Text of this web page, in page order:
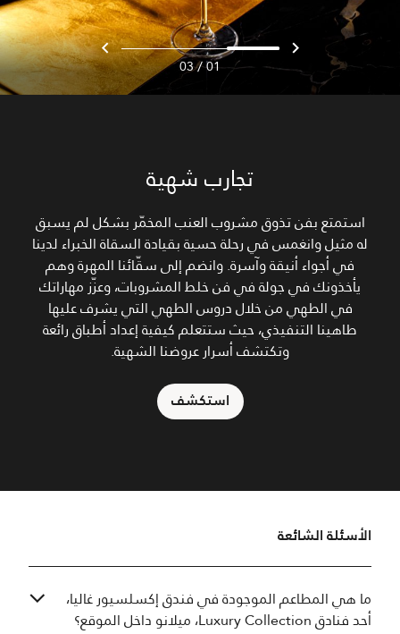
تجارب شهية
استمتع بفن تذوق مشروب العنب المخمّر بشكل لم يسبق
له مثيل وانغمس في رحلة حسية بقيادة السقاة الخبراء لدينا
في أجواء أنيقة وآسرة. وانضم إلى سقّائنا المهرة وهم
يأخذونك في جولة في فن خلط المشروبات، وعزّز مهاراتك
في الطهي من خلال دروس الطهي التي يشرف عليها
طاهينا التنفيذي، حيث ستتعلم كيفية إعداد أطباق رائعة
وتكتشف أسرار عروضنا الشهية.
استكشف
01
/
03
الأسئلة الشائعة
ما هي المطاعم الموجودة في فندق إكسلسيور غاليا،
أحد فنادق Luxury Collection، ميلانو داخل الموقع؟